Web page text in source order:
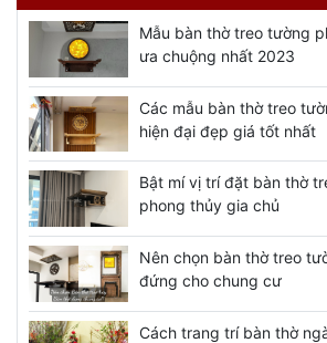
Mẫu bàn thờ treo tường
ưa chuộng nhất 2023
Các mẫu bàn thờ treo
hiện đại đẹp giá tốt nhất
Bật mí vị trí đặt bàn thờ
phong thủy gia chủ
Nên chọn bàn thờ treo
đứng cho chung cư
Cách trang trí bàn thờ